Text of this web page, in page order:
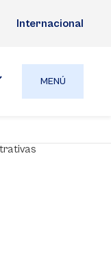
Internacional
MENÚ